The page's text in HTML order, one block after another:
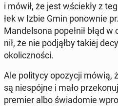
i mówił, że jest wście­kły z
łek w Izbie Gmin po­now­nie
Man­del­so­na po­peł­nił błąd
nił, że nie pod­jął­by takiej
oko­licz­no­ści.
Ale po­li­ty­cy opo­zy­cji mówią,
są nie­spój­ne i mało
premier albo świa­do­mie